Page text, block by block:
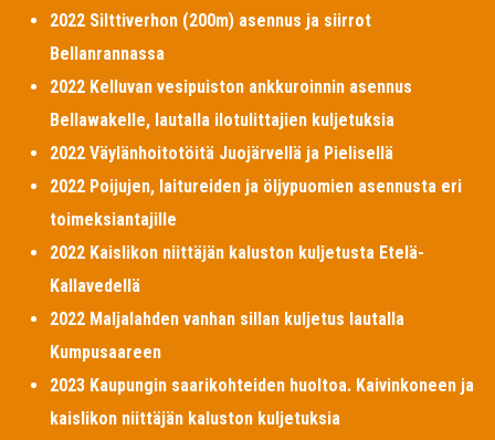
2022 Silttiverhon (200m) asennus ja siirrot
Bellanrannassa
2022 Kelluvan vesipuiston ankkuroinnin asennus
Bellawakelle, lautalla ilotulittajien kuljetuksia
2022 Väylänhoitotöitä Juojärvellä ja Pielisellä
2022 Poijujen, laitureiden ja öljypuomien asennusta eri
toimeksiantajille
2022 Kaislikon niittäjän kaluston kuljetusta Etelä-
Kallavedellä
2022 Maljalahden vanhan sillan kuljetus lautalla
Kumpusaareen
2023 Kaupungin saarikohteiden huoltoa. Kaivinkoneen ja
kaislikon niittäjän kaluston kuljetuksia